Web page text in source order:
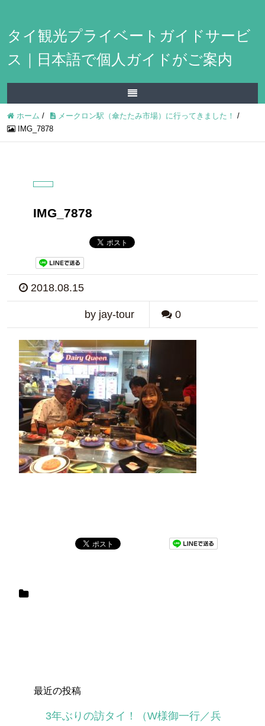
タイ観光プライベートガイドサービ
ス｜日本語で個人ガイドがご案内
ホーム / メークロン駅（傘たたみ市場）に行ってきました！ /
IMG_7878
IMG_7878
2018.08.15
by jay-tour 0
最近の投稿
3年ぶりの訪タイ！（W様御一行／兵